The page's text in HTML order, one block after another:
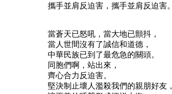
攜手並肩反迫害，攜手並肩反迫害。
當蒼天已怒吼，當大地已顫抖，
當人世間沒有了誠信和道德，
中華民族已到了最危急的關頭。
同胞們啊，站出來，
齊心合力反迫害。
堅決制止壞人濫殺我們的親朋好友，